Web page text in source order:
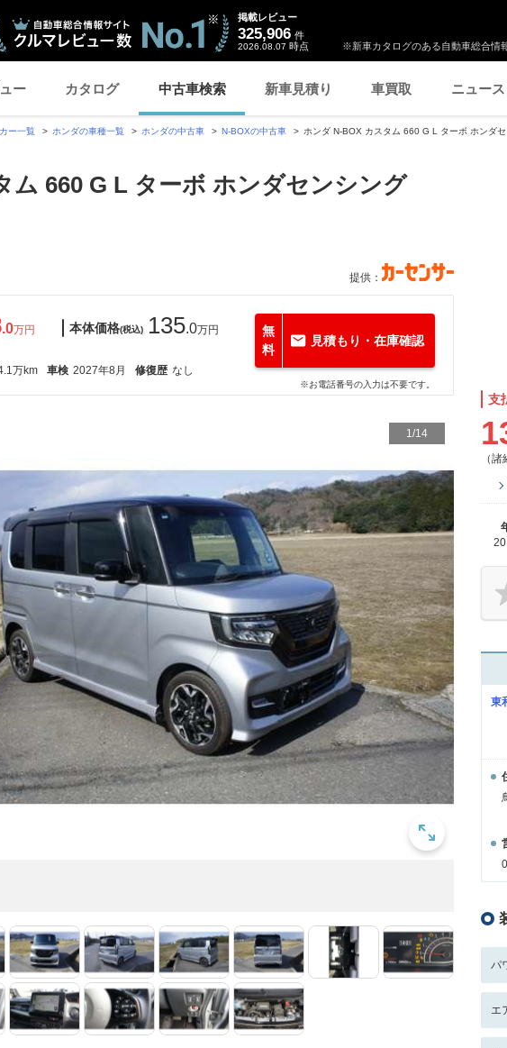
※新車カタログのある自動車総合情
掲載レビュー
325,906 件
2026.08.07 時点
ー カタログ 中古車検索 新車見積り 車買取 ニュース
ー一覧 ホンダの車種一覧 ホンダの中古車 N-BOXの中古車 ホンダ N-BOX カスタム 660 G L ターボ ホンダ
ム 660 G L ターボ ホンダセンシング
提供：
.0万円
本体価格(税込) 135.0万円
万km 車検 2027年8月 修復歴 なし
無
料
見積もり・在庫確認
※お電話番号の入力は不要です。
1/14
支
（
東
パ
エ